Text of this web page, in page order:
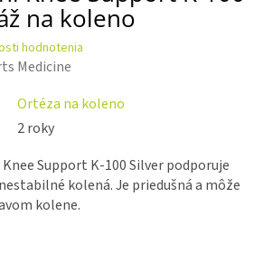
na koleno
hodnotenia
Medicine
Ortéza na koleno
2 roky
Support K-100 Silver podporuje
kolená. Je priedušná a môže
kolene.